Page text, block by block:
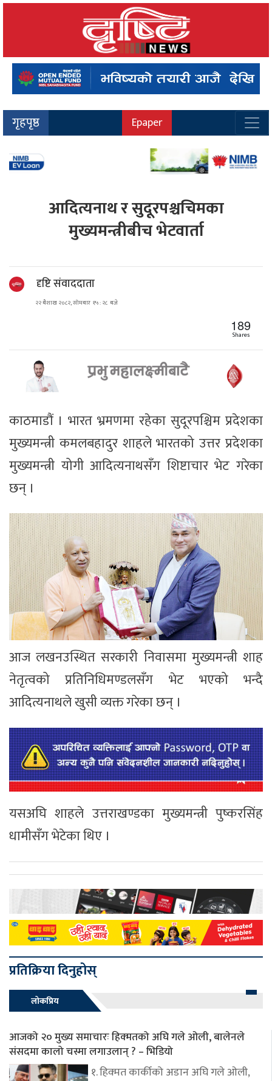
गृहपृष्ठ Epaper
आदित्यनाथ र सुदूरपश्चचिमका
मुख्यमन्त्रीबीच भेटवार्ता
दृष्टि संवाददाता
२२ बैशाख २०८२, सोमबार १५ : २८ बजे
189
Shares
काठमाडौं । भारत भ्रमणमा रहेका सुदूरपश्चिम प्रदेशका
मुख्यमन्त्री कमलबहादुर शाहले भारतको उत्तर प्रदेशका
मुख्यमन्त्री योगी आदित्यनाथसँग शिष्टाचार भेट गरेका
छन् ।
आज लखनउस्थित सरकारी निवासमा मुख्यमन्त्री शाह
नेतृत्वको प्रतिनिधिमण्डलसँग भेट भएको भन्दै
आदित्यनाथले खुसी व्यक्त गरेका छन् ।
यसअघि शाहले उत्तराखण्डका मुख्यमन्त्री पुष्करसिंह
धामीसँग भेटेका थिए ।
प्रतिक्रिया दिनुहोस्
लोकप्रिय
आजको २० मुख्य समाचारः हिक्मतको अघि गले ओली, बालेनले
संसदमा कालो चस्मा लगाउलान् ? – भिडियो
१. हिक्मत कार्कीको अडान अघि गले ओली,